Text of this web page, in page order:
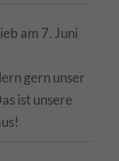
am 7. Juni
gern unser
ist unsere
über die
Cookies. Sie
nur bestimmte